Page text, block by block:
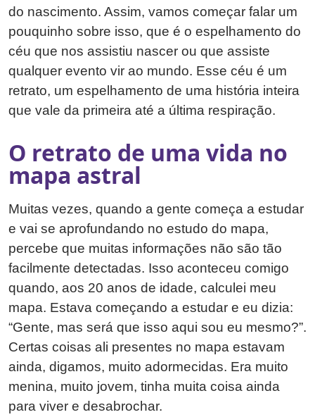
do nascimento. Assim, vamos começar falar um
pouquinho sobre isso, que é o espelhamento do
céu que nos assistiu nascer ou que assiste
qualquer evento vir ao mundo. Esse céu é um
retrato, um espelhamento de uma história inteira
que vale da primeira até a última respiração.
O retrato de uma vida no
mapa astral
Muitas vezes, quando a gente começa a estudar
e vai se aprofundando no estudo do mapa,
percebe que muitas informações não são tão
facilmente detectadas. Isso aconteceu comigo
quando, aos 20 anos de idade, calculei meu
mapa. Estava começando a estudar e eu dizia:
“Gente, mas será que isso aqui sou eu mesmo?”.
Certas coisas ali presentes no mapa estavam
ainda, digamos, muito adormecidas. Era muito
menina, muito jovem, tinha muita coisa ainda
para viver e desabrochar.